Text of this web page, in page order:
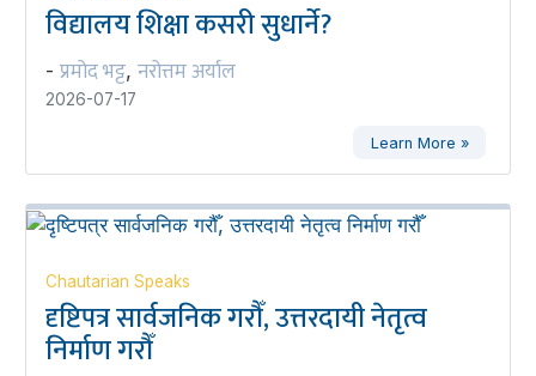
विद्यालय शिक्षा कसरी सुधार्ने?
- प्रमोद भट्ट, नरोत्तम अर्याल
2026-07-17
Learn More »
Chautarian Speaks
दृष्टिपत्र सार्वजनिक गरौँ, उत्तरदायी नेतृत्व
निर्माण गरौँ